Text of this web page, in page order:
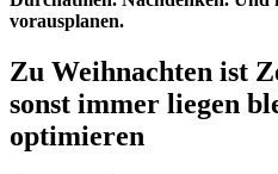
vorausplanen.
Zu Weihnachten ist
sonst immer liegen
optimieren